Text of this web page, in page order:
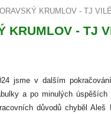
KRUMLOV - TJ
KRUMLOV - TJ
jsme v dalším
a po minulých
důvodů chyběl